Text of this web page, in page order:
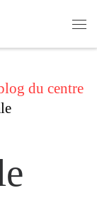
du centre